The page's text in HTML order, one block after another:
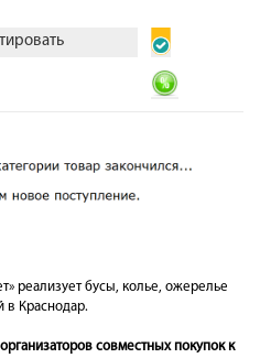
реализует бусы, колье, ожерелье
в Краснодар.
совместных покупок к